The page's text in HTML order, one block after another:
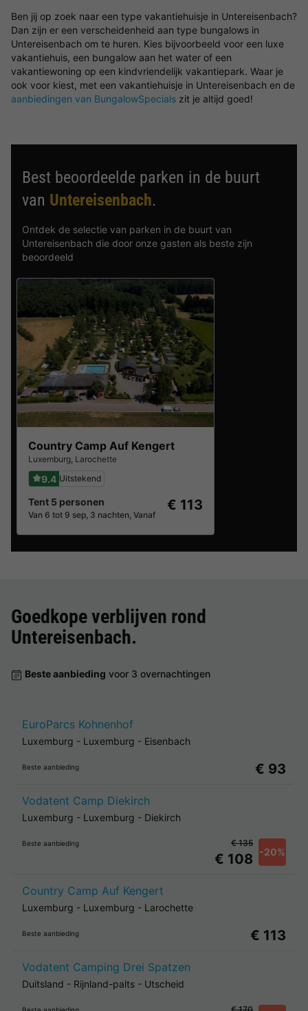
Ben jij op zoek naar een type vakantiehuisje in Untereisenbach?
Dan zijn er een verscheidenheid aan type bungalows in
Untereisenbach om te huren. Kies bijvoorbeeld voor een luxe
vakantiehuis, een bungalow aan het water of een
vakantiewoning op een kindvriendelijk vakantiepark. Waar je
ook voor kiest, met een vakantiehuisje in Untereisenbach en de
aanbiedingen van BungalowSpecials zit je altijd goed!
Best beoordeelde parken in de buurt
van Untereisenbach.
Ontdek de selectie van parken in de buurt van
Untereisenbach die door onze gasten als beste zijn
beoordeeld
Country Camp Auf Kengert
Luxemburg, Larochette
9.4 Uitstekend
Tent 5 personen
Van 6 tot 9 sep, 3 nachten, Vanaf
€ 113
Goedkope verblijven rond
Untereisenbach.
Beste aanbieding voor 3 overnachtingen
EuroParcs Kohnenhof
Luxemburg - Luxemburg - Eisenbach
Beste aanbieding € 93
Vodatent Camp Diekirch
Luxemburg - Luxemburg - Diekirch
Beste aanbieding
€ 108 -20%
€ 135
Country Camp Auf Kengert
Luxemburg - Luxemburg - Larochette
Beste aanbieding € 113
Vodatent Camping Drei Spatzen
Duitsland - Rijnland-palts - Utscheid